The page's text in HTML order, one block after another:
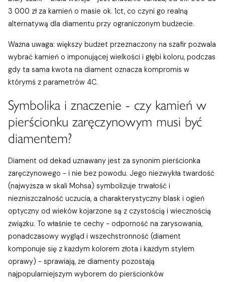
3 000 zł za kamień o masie ok. 1ct, co czyni go realną
alternatywą dla diamentu przy ograniczonym budżecie.
Ważna uwaga: większy budżet przeznaczony na szafir pozwala
wybrać kamień o imponującej wielkości i głębi koloru, podczas
gdy ta sama kwota na diament oznacza kompromis w
którymś z parametrów 4C.
Symbolika i znaczenie - czy kamień w
pierścionku zaręczynowym musi być
diamentem?
Diament od dekad uznawany jest za synonim pierścionka
zaręczynowego - i nie bez powodu. Jego niezwykła twardość
(najwyższa w skali Mohsa) symbolizuje trwałość i
niezniszczalność uczucia, a charakterystyczny blask i ogień
optyczny od wieków kojarzone są z czystością i wiecznością
związku. To właśnie te cechy - odporność na zarysowania,
ponadczasowy wygląd i wszechstronność (diament
komponuje się z każdym kolorem złota i każdym stylem
oprawy) - sprawiają, że diamenty pozostają
najpopularniejszym wyborem do pierścionków